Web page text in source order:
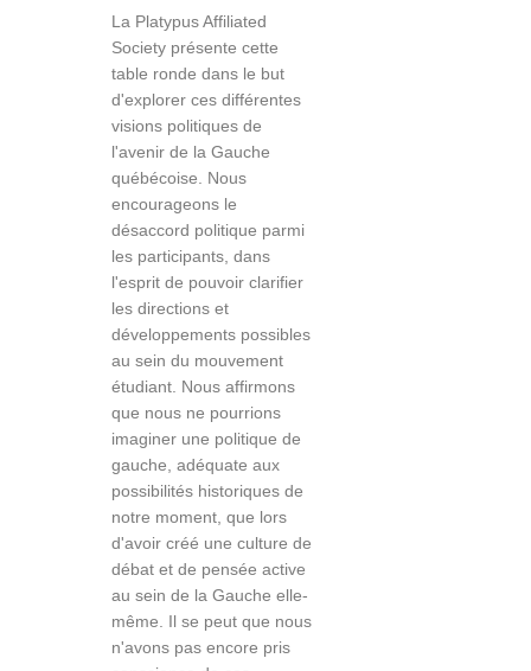
La Platypus Affiliated
Society présente cette
table ronde dans le but
d'explorer ces différentes
visions politiques de
l'avenir de la Gauche
québécoise. Nous
encourageons le
désaccord politique parmi
les participants, dans
l'esprit de pouvoir clarifier
les directions et
développements possibles
au sein du mouvement
étudiant. Nous affirmons
que nous ne pourrions
imaginer une politique de
gauche, adéquate aux
possibilités historiques de
notre moment, que lors
d'avoir créé une culture de
débat et de pensée active
au sein de la Gauche elle-
même. Il se peut que nous
n'avons pas encore pris